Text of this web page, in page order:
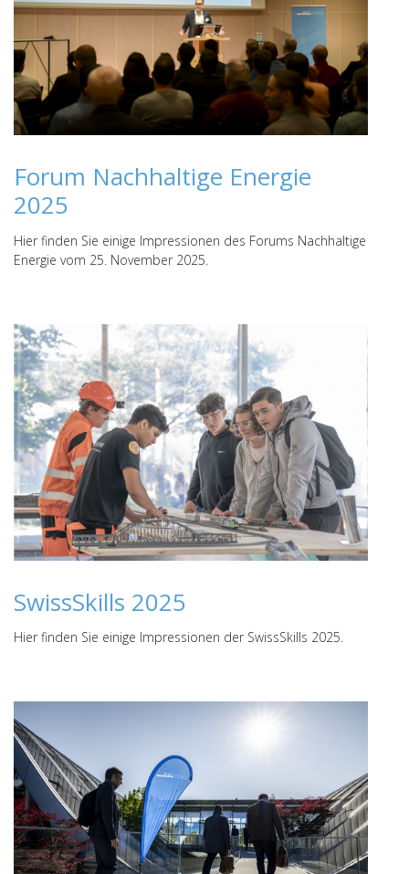
Forum Nachhaltige Energie
2025
Hier finden Sie einige Impressionen des Forums Nachhaltige
Energie vom 25. November 2025.
SwissSkills 2025
Hier finden Sie einige Impressionen der SwissSkills 2025.